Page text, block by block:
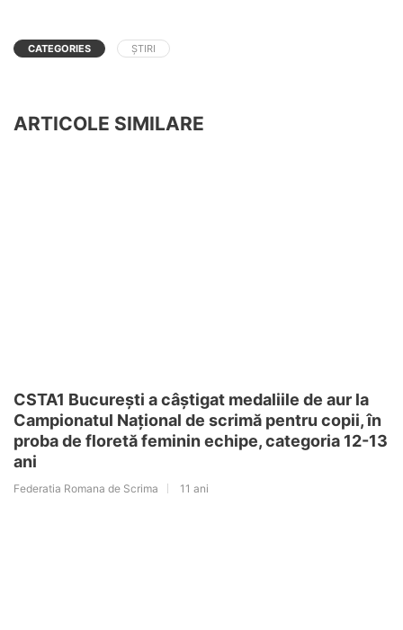
CATEGORIES ȘTIRI
ARTICOLE SIMILARE
CSTA1 București a câștigat medaliile de aur la
Campionatul Național de scrimă pentru copii, în
proba de floretă feminin echipe, categoria 12-13
ani
Federatia Romana de Scrima 11 ani